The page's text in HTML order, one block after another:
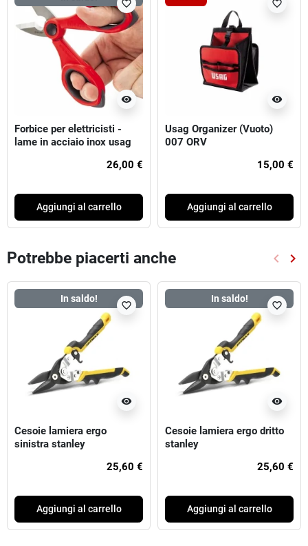
visibility
favorite_border
Forbice per elettricisti -
lame in acciaio inox usag
26,00 €
Aggiungi al carrello
visibility
favorite_border
Usag Organizer (Vuoto)
007 ORV
15,00 €
Aggiungi al carrello
Potrebbe piacerti anche keyboard_arrow_left keyboard_arrow_right
In saldo!
visibility
favorite_border
Cesoie lamiera ergo
sinistra stanley
25,60 €
Aggiungi al carrello
In saldo!
visibility
favorite_border
Cesoie lamiera ergo dritto
stanley
25,60 €
Aggiungi al carrello